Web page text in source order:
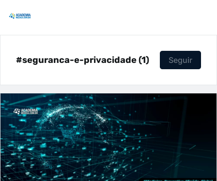
#seguranca-e-privacidade (1) Seguir